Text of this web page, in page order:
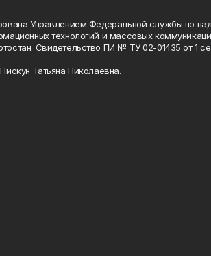
Управлением Федеральной службы по
технологий и массовых
Свидетельство ПИ № ТУ 02-01435 от 1
Татьяна Николаевна.